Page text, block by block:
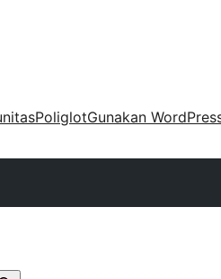
PoliglotGunakan